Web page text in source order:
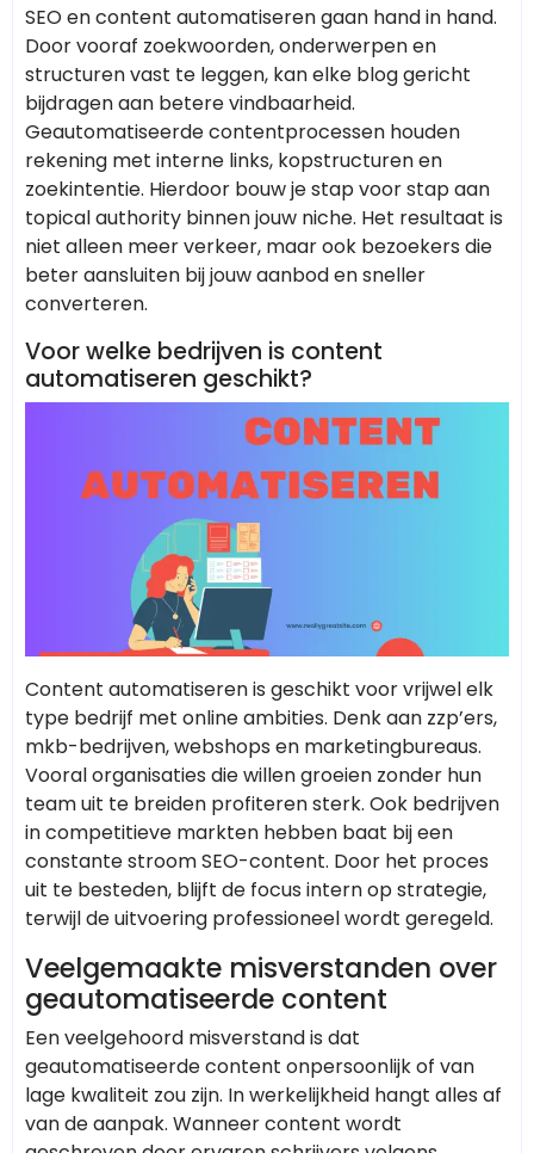
SEO en content automatiseren gaan hand in hand.
Door vooraf zoekwoorden, onderwerpen en
structuren vast te leggen, kan elke blog gericht
bijdragen aan betere vindbaarheid.
Geautomatiseerde contentprocessen houden
rekening met interne links, kopstructuren en
zoekintentie. Hierdoor bouw je stap voor stap aan
topical authority binnen jouw niche. Het resultaat is
niet alleen meer verkeer, maar ook bezoekers die
beter aansluiten bij jouw aanbod en sneller
converteren.
Voor welke bedrijven is content
automatiseren geschikt?
Content automatiseren is geschikt voor vrijwel elk
type bedrijf met online ambities. Denk aan zzp’ers,
mkb-bedrijven, webshops en marketingbureaus.
Vooral organisaties die willen groeien zonder hun
team uit te breiden profiteren sterk. Ook bedrijven
in competitieve markten hebben baat bij een
constante stroom SEO-content. Door het proces
uit te besteden, blijft de focus intern op strategie,
terwijl de uitvoering professioneel wordt geregeld.
Veelgemaakte misverstanden over
geautomatiseerde content
Een veelgehoord misverstand is dat
geautomatiseerde content onpersoonlijk of van
lage kwaliteit zou zijn. In werkelijkheid hangt alles af
van de aanpak. Wanneer content wordt